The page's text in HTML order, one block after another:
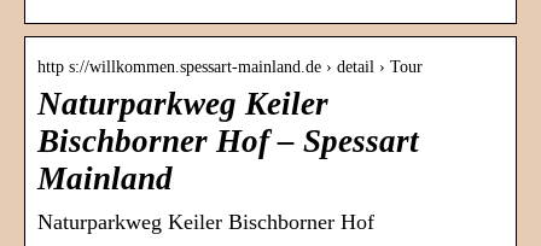
http s://willkommen.spessart-mainland.de › detail › Tour
Naturparkweg Keiler
Bischborner Hof – Spessart
Mainland
Naturparkweg Keiler Bischborner Hof